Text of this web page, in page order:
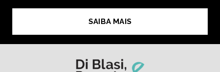
SAIBA MAIS